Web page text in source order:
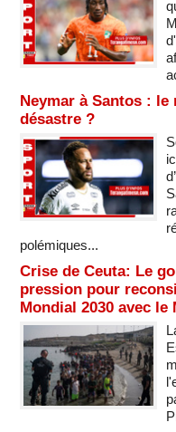
Neymar à Santos :
désastre ?
polémiques...
Crise de Ceuta: Le
pression pour
Mondial 2030 avec le